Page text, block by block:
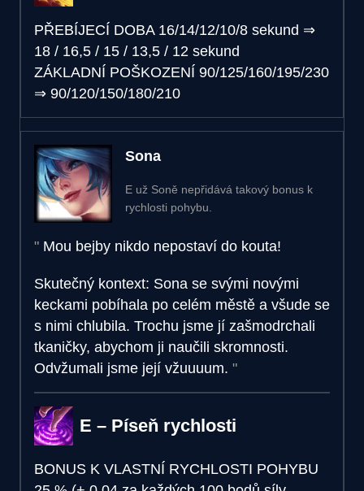
PŘEBÍJECÍ DOBA 16/14/12/10/8 sekund ⇒
18 / 16,5 / 15 / 13,5 / 12 sekund
ZÁKLADNÍ POŠKOZENÍ 90/125/160/195/230
⇒ 90/120/150/180/210
Sona
E už Soně nepřidává takový bonus k
rychlosti pohybu.
Mou bejby nikdo nepostaví do kouta!
Skutečný kontext: Sona se svými novými
keckami pobíhala po celém městě a všude se
s nimi chlubila. Trochu jsme jí zašmodrchali
tkaničky, abychom ji naučili skromnosti.
Odvžumali jsme její vžuuuum.
E – Píseň rychlosti
BONUS K VLASTNÍ RYCHLOSTI POHYBU